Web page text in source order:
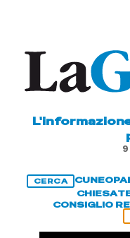
CERCA CUNEO
CHIESA
CONSIGLIO